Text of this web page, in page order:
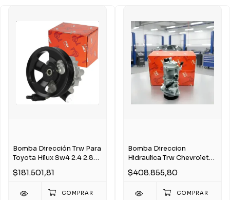
Bomba Dirección Trw Para
Toyota Hilux Sw4 2.4 2.8
$181.501,81
Bomba Direccion
Hidraulica Trw Chevrolet
$408.855,80